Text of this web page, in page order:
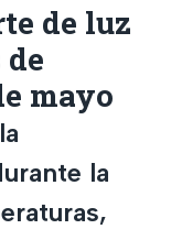
de luz
mayo
la